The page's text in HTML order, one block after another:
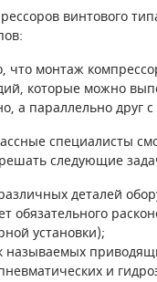
винтового
что монтаж
которые можно
а параллельно друг с
специалисты
следующие
деталей
обязательного
установки);
называемых
и
ДЛЯ КОМПРЕССОРОВ
ДАВЛЕНИЯ (РВД)
МАГИСТРАЛЬНЫХ